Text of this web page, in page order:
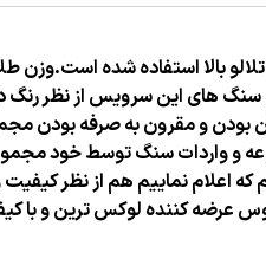
است.وزن
سنگ های این سرویس از نظر رنگ
بودن و مقرون به صرفه بودن
و وارداتسنگ توسط خود
که اعلام نماییم هم از نظر
عرضه کننده لوکس ترین و با